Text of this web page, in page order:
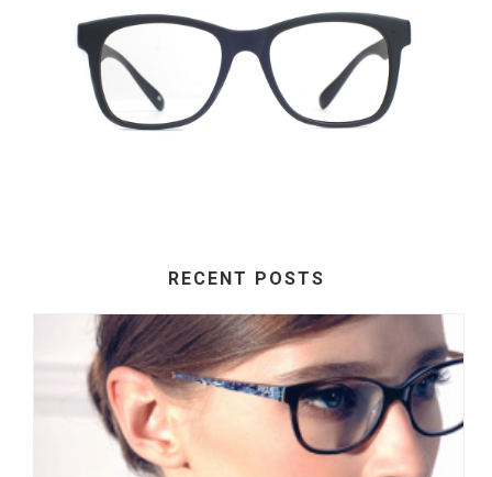
RECENT POSTS